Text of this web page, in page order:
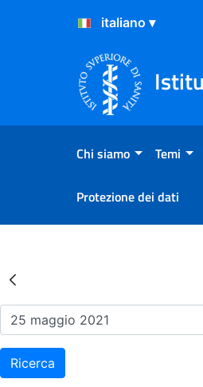
Salta al Contenuto
Salta al Footer
Chi siamo Temi
Protezione dei dati
Risultati della
Ricerca